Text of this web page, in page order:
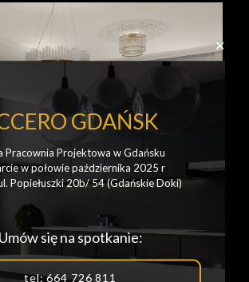
✕
GDAŃSK
Pracownia Projektowa w Gdańsku
w połowie października 2025 r
Popiełuszki 20b/ 54 (Gdańskie Doki)
Umów się na spotkanie:
tel: 664 726 811